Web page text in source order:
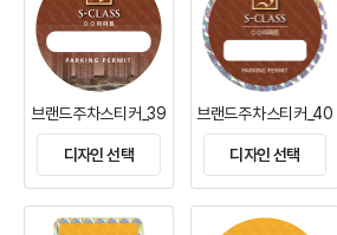
브랜드주차스티커_39
디자인 선택
브랜드주차스티커_40
디자인 선택